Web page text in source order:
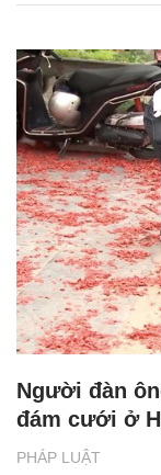
PHÁP LUẬT
Người đàn
đám cưới ở